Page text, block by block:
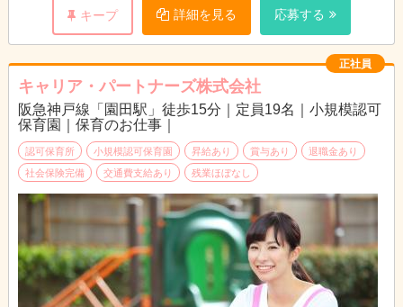
キープ
詳細を見る 応募する
正社員
キャリア・パートナーズ株式会社
阪急神戸線「園田駅」徒歩15分｜定員19名｜小規模認可
保育園｜保育のお仕事｜
認可保育所 小規模認可保育園 昇給あり 賞与あり
退職金あり
社会保険完備
交通費支給あり 残業ほぼなし